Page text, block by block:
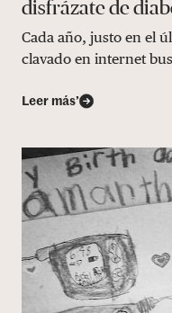
disfrázate de
Cada año, justo en el
clavado en internet
Leer más’